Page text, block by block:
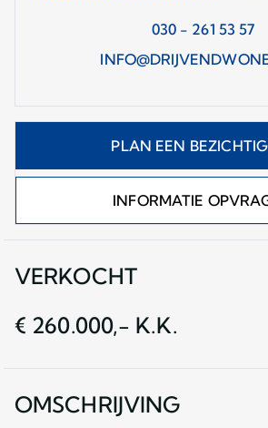
030 - 261 53 57
PLAN EEN
INFORMATIE
VERKOCHT
€ 260.000,- K.K.
OMSCHRIJVING